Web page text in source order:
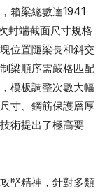
箱梁總數達1941
封端截面尺寸規格
位置隨梁長和斜交
梁順序需嚴格匹配
模板調整次數大幅
寸、鋼筋保護層厚
術提出了極高要
堅精神，針對多類